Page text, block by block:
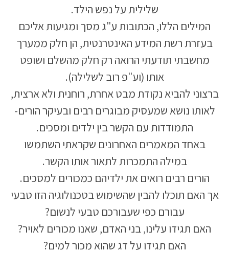
שלילית על נפש הילד.
המילים הללו, הכתובות ע"ג מסך ומגיעות אליכם
בעזרת רשת המידע האינטרנטית, הן חלק ממערך
מחשבתי תודעתי הרואה רק חלק מהשלם ושופט
אותו (וע"פ רוב לשלילה).
ברצוני להביא נקודת מבט אחרת, רוחנית ולא ארצית,
לאותו נושא שמעסיק מבוגרים רבים ובעיקר הורים-
התמודדות עם הקשר בין ילדים ומסכים.
באחד המאמרים האחרונים שקראתי השתמשו
במילה התמכרות לתאור אותו הקשר.
הורים רבים רואים את ילדיהם כמכורים למסכים.
אך האם תוכלו להבין שהשימוש בטכנולוגיה הזו טבעי
עבורם כפי שעבורכם טבעי לנשום?
האם תגידו עלינו, בני האדם, שאנו מכורים לאויר?
האם תגידו על דג שהוא מכור למים?